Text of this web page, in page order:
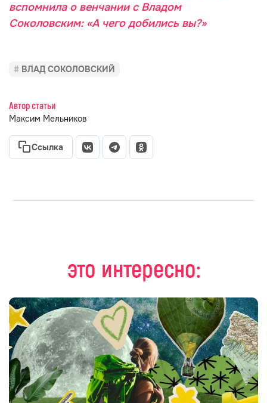
вспомнила о венчании с Владом
Соколовским: «А чего добились вы?»
ВЛАД СОКОЛОВСКИЙ
Автор статьи
Максим Мельников
Ссылка
это интересно: